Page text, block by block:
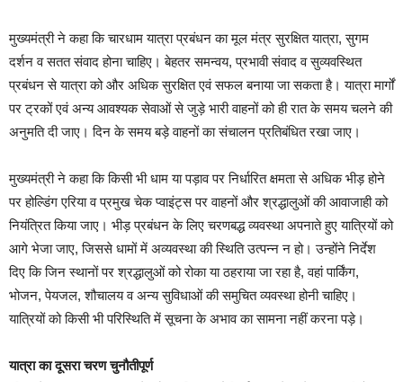
मुख्यमंत्री ने कहा कि चारधाम यात्रा प्रबंधन का मूल मंत्र सुरक्षित यात्रा, सुगम
दर्शन व सतत संवाद होना चाहिए। बेहतर समन्वय, प्रभावी संवाद व सुव्यवस्थित
प्रबंधन से यात्रा को और अधिक सुरक्षित एवं सफल बनाया जा सकता है। यात्रा मार्गों
पर ट्रकों एवं अन्य आवश्यक सेवाओं से जुड़े भारी वाहनों को ही रात के समय चलने की
अनुमति दी जाए। दिन के समय बड़े वाहनों का संचालन प्रतिबंधित रखा जाए।
मुख्यमंत्री ने कहा कि किसी भी धाम या पड़ाव पर निर्धारित क्षमता से अधिक भीड़ होने
पर होल्डिंग एरिया व प्रमुख चेक प्वाइंट्स पर वाहनों और श्रद्धालुओं की आवाजाही को
नियंत्रित किया जाए। भीड़ प्रबंधन के लिए चरणबद्ध व्यवस्था अपनाते हुए यात्रियों को
आगे भेजा जाए, जिससे धामों में अव्यवस्था की स्थिति उत्पन्न न हो। उन्होंने निर्देश
दिए कि जिन स्थानों पर श्रद्धालुओं को रोका या ठहराया जा रहा है, वहां पार्किंग,
भोजन, पेयजल, शौचालय व अन्य सुविधाओं की समुचित व्यवस्था होनी चाहिए।
यात्रियों को किसी भी परिस्थिति में सूचना के अभाव का सामना नहीं करना पड़े।
यात्रा का दूसरा चरण चुनौतीपूर्ण